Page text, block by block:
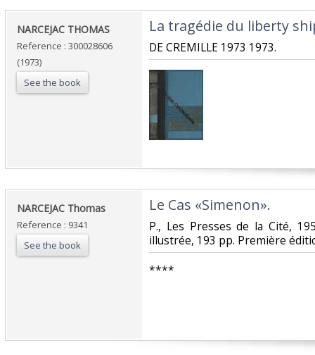
‎NARCEJAC THOMAS‎
Reference : 300028606
(1973)
See the book
‎La tragédie du liberty
‎DE CREMILLE 1973 1973.‎
‎NARCEJAC Thomas‎
Reference : 9341
See the book
‎Le Cas «Simenon».‎
‎P., Les Presses de la Cité,
illustrée, 193 pp. Première
‎****‎